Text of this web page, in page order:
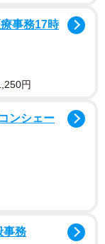
2/2
供画像）
円）】
ュベーションを
、M&A、財務ソ
事務17時
円
ンシェー
事務